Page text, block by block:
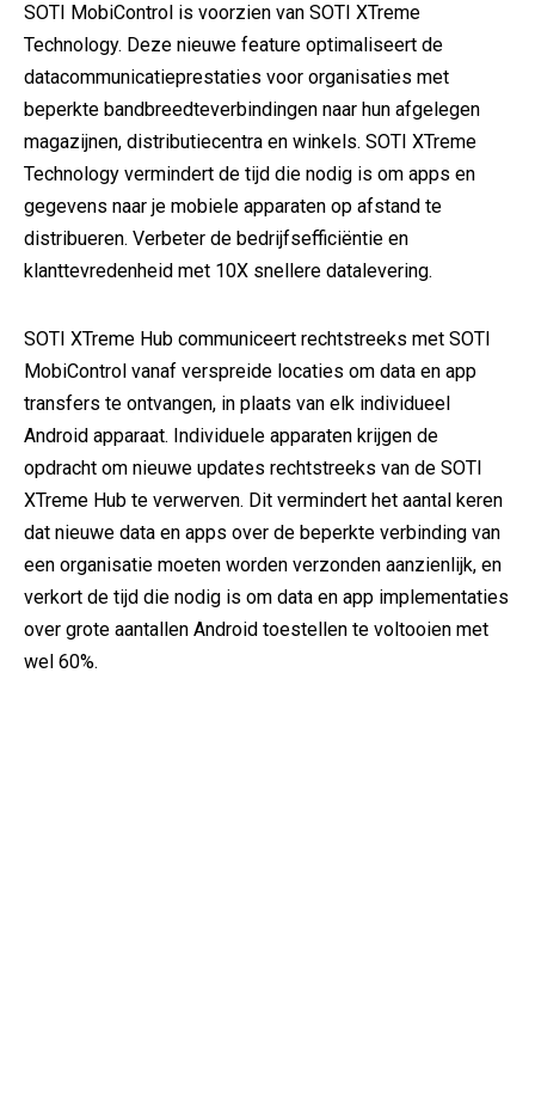
SOTI MobiControl is voorzien van SOTI XTreme
Technology. Deze nieuwe feature optimaliseert de
datacommunicatieprestaties voor organisaties met
beperkte bandbreedteverbindingen naar hun afgelegen
magazijnen, distributiecentra en winkels. SOTI XTreme
Technology vermindert de tijd die nodig is om apps en
gegevens naar je mobiele apparaten op afstand te
distribueren. Verbeter de bedrijfsefficiëntie en
klanttevredenheid met 10X snellere datalevering.
SOTI XTreme Hub communiceert rechtstreeks met SOTI
MobiControl vanaf verspreide locaties om data en app
transfers te ontvangen, in plaats van elk individueel
Android apparaat. Individuele apparaten krijgen de
opdracht om nieuwe updates rechtstreeks van de SOTI
XTreme Hub te verwerven. Dit vermindert het aantal keren
dat nieuwe data en apps over de beperkte verbinding van
een organisatie moeten worden verzonden aanzienlijk, en
verkort de tijd die nodig is om data en app implementaties
over grote aantallen Android toestellen te voltooien met
wel 60%.